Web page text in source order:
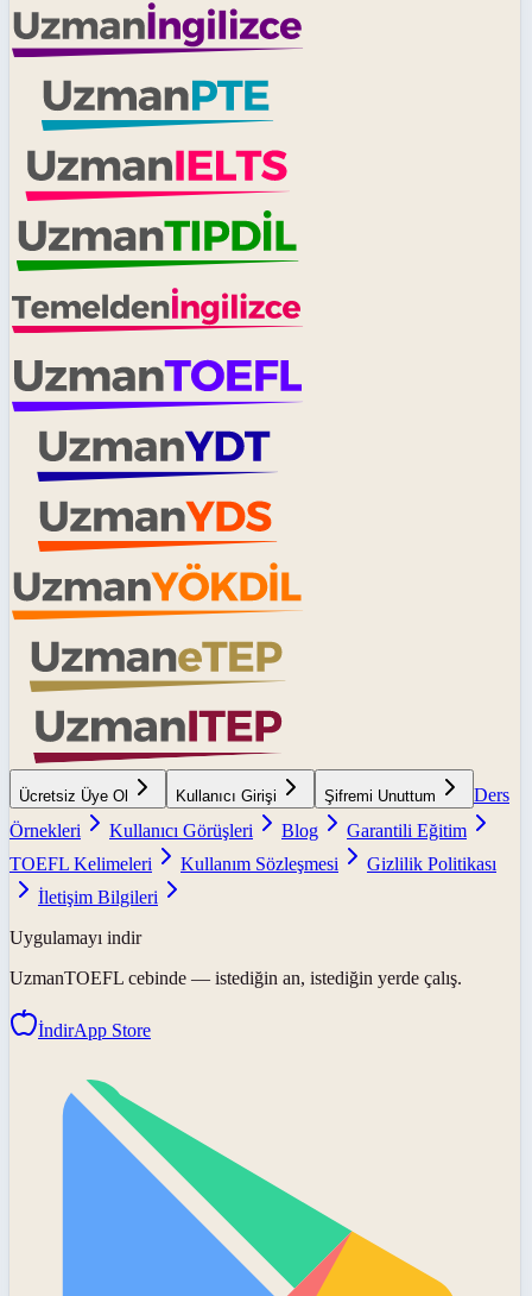
Ücretsiz Üye Ol Kullanıcı Girişi Şifremi Unuttum
Ders
Örnekleri
Kullanıcı Görüşleri Blog
Garantili Eğitim
TOEFL Kelimeleri
Kullanım Sözleşmesi
Gizlilik Politikası
İletişim Bilgileri
Uygulamayı indir
UzmanTOEFL cebinde — istediğin an, istediğin yerde çalış.
İndirApp Store